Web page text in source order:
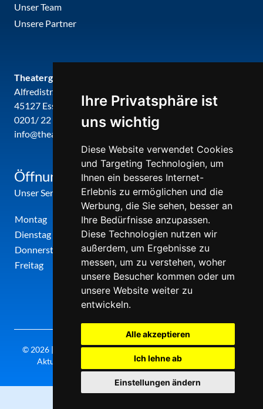
Ihre Privatsphäre ist
uns wichtig
Diese Website verwendet Cookies
und Targeting Technologien, um
Ihnen ein besseres Internet-
Erlebnis zu ermöglichen und die
Werbung, die Sie sehen, besser an
Ihre Bedürfnisse anzupassen.
Diese Technologien nutzen wir
außerdem, um Ergebnisse zu
messen, um zu verstehen, woher
unsere Besucher kommen oder um
unsere Website weiter zu
entwickeln.
Alle akzeptieren
Ich lehne ab
Einstellungen ändern
Unser Team
Unsere Partner
Theatergemeinde metropole ruhr
Alfredistr. 32
45127 Essen
0201/ 22 22 29
info@theatergemeinde-metropole-ruhr.de
Öffnungszeiten
Unser Service-Center ist zu folgenden Zeiten geöffnet
Montag
12:00 Uhr - 17:00 Uhr
Dienstag
09:00 Uhr - 12:00 Uhr
Donnerstag
09:00 Uhr - 12:00 Uhr
Freitag
09:00 Uhr - 12:00 Uhr
© 2026 | Theatergemeinde metropole ruhr | 2026/27 | Letzte
Aktualisierung: Montag, 10. August 2026, 20:30 Uhr